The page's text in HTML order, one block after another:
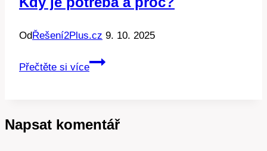
OdŘešení2Plus.cz 9. 10. 2025
Přečtěte si více
Akumulační
Kdy
Napsat komentář